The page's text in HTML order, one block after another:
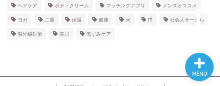
ヘアケア ボディクリーム マッチングアプリ メンズオススメ
ヨガ 二重 保湿 健康 犬 猫 社会人サークル
紫外線対策 美肌 黒ずみケア
MENU
PET